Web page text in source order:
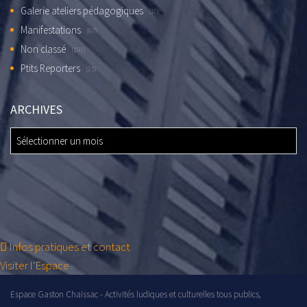
Galerie ateliers pédagogiques (10)
Manifestations (67)
Non classé (191)
Ptits Reporters (25)
ARCHIVES
ARCHIVES
Infos pratiques et contact
Visiter l'Espace
Espace Gaston Chaissac - Activités ludiques et culturelles tous publics,